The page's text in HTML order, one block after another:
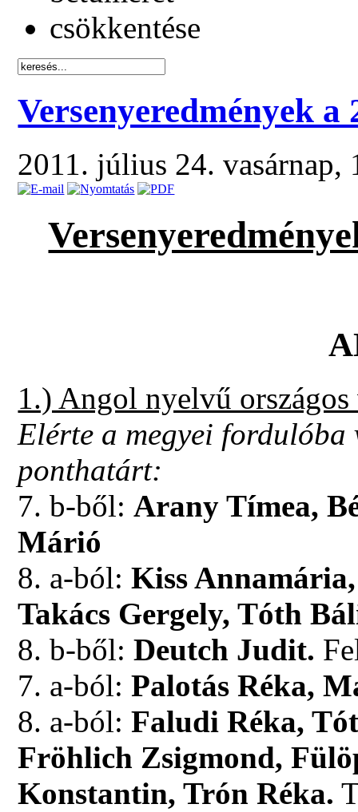
Versenyeredmények a
2011. július 24. vasárnap,
1.) Angol nyelvű
Elérte a megyei fordulóba
ponthatárt:
7. b-ből:Arany Tímea,
Márió
8. a-ból: Kiss
Takács Gergely, Tóth
8. b-ből:Deutch Judit.
7. a-ból:Palotás Réka,
8. a-ból:Faludi Réka,
Fröhlich Zsigmond,
Konstantin, Trón Réka.